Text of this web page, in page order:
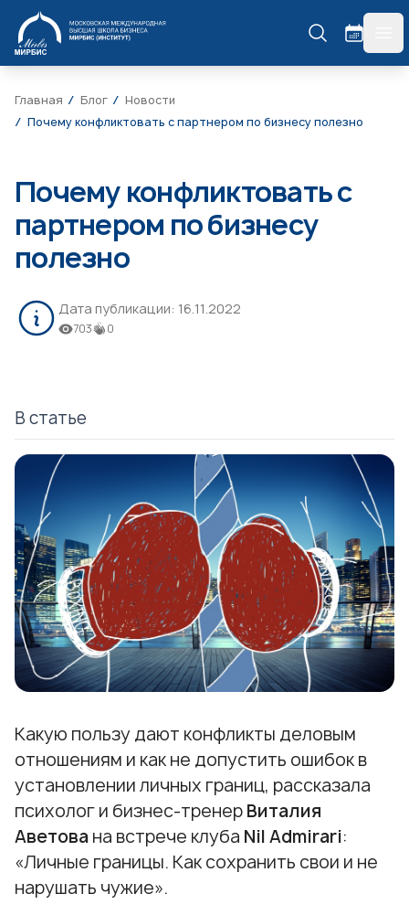
МИРБИС
Главная Блог
Новости
Почему конфликтовать с партнером по бизнесу полезно
Почему конфликтовать с
партнером по бизнесу
полезно
Дата публикации: 16.11.2022
703 0
В статье
Какую пользу дают конфликты деловым
отношениям и как не допустить ошибок в
установлении личных границ, рассказала
психолог и бизнес-тренерВиталия
Аветована встрече клуба NilAdmirari:
«Личные границы. Как сохранить свои и не
нарушать чужие».